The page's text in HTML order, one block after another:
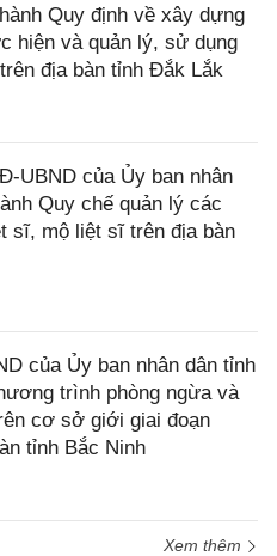
Quy định về xây dựng
hiện và quản lý, sử dụng
địa bàn tỉnh Đắk Lắk
UBND của Ủy ban nhân
Quy chế quản lý các
sĩ, mộ liệt sĩ trên địa bàn
của Ủy ban nhân dân tỉnh
trình phòng ngừa và
cơ sở giới giai đoạn
tỉnh Bắc Ninh
Xem thêm